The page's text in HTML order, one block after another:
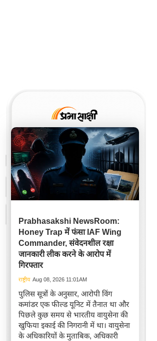
Prabhasakshi NewsRoom:
Honey Trap में फंसा IAF Wing
Commander, संवेदनशील रक्षा
जानकारी लीक करने के आरोप में
गिरफ्तार
राष्ट्रीय Aug 08, 2026 11:01AM
पुलिस सूत्रों के अनुसार, आरोपी विंग
कमांडर एक फील्ड यूनिट में तैनात था और
पिछले कुछ समय से भारतीय वायुसेना की
खुफिया इकाई की निगरानी में था। वायुसेना
के अधिकारियों के मुताबिक, अधिकारी